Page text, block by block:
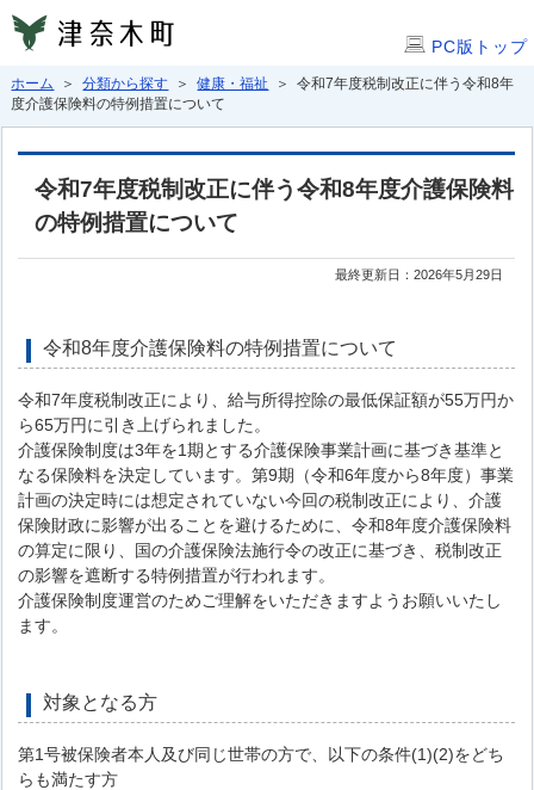
PC版トップ
ホーム ＞分類から探す ＞健康・福祉
＞ 令和7年度税制改正に伴う令和8年
度介護保険料の特例措置について
令和7年度税制改正に伴う令和8年度介護保険料
の特例措置について
最終更新日：2026年5月29日
令和8年度介護保険料の特例措置について
令和7年度税制改正により、給与所得控除の最低保証額が55万円か
ら65万円に引き上げられました。
介護保険制度は3年を1期とする介護保険事業計画に基づき基準と
なる保険料を決定しています。第9期（令和6年度から8年度）事業
計画の決定時には想定されていない今回の税制改正により、介護
保険財政に影響が出ることを避けるために、令和8年度介護保険料
の算定に限り、国の介護保険法施行令の改正に基づき、税制改正
の影響を遮断する特例措置が行われます。
介護保険制度運営のためご理解をいただきますようお願いいたし
ます。
対象となる方
第1号被保険者本人及び同じ世帯の方で、以下の条件(1)(2)をどち
らも満たす方